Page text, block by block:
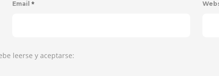
Email *
leerse y aceptarse: